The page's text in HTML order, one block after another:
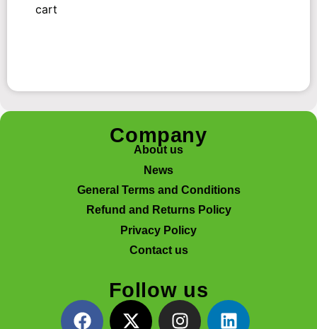
cart
Company
About us
News
General Terms and Conditions
Refund and Returns Policy
Privacy Policy
Contact us
Follow us